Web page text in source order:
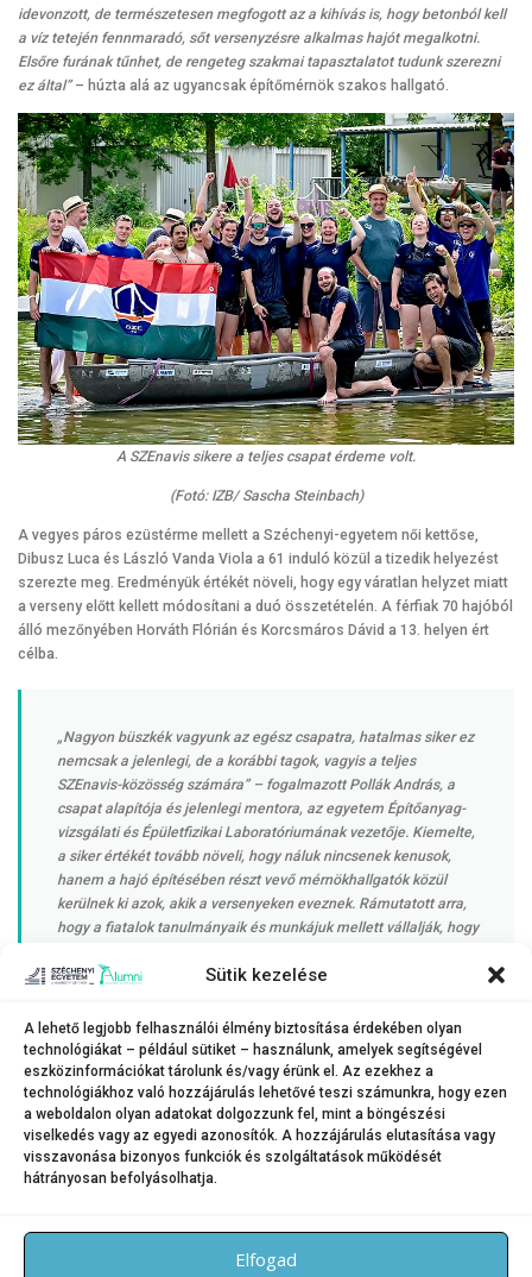
Sütik kezelése
A lehető legjobb felhasználói élmény biztosítása érdekében olyan
technológiákat – például sütiket – használunk, amelyek segítségével
eszközinformációkat tárolunk és/vagy érünk el. Az ezekhez a
technológiákhoz való hozzájárulás lehetővé teszi számunkra, hogy ezen
a weboldalon olyan adatokat dolgozzunk fel, mint a böngészési
viselkedés vagy az egyedi azonosítók. A hozzájárulás elutasítása vagy
visszavonása bizonyos funkciók és szolgáltatások működését
hátrányosan befolyásolhatja.
Elfogad
idevonzott, de természetesen megfogott az a kihívás is, hogy betonból kell
a víz tetején fennmaradó, sőt versenyzésre alkalmas hajót megalkotni.
Elsőre furának tűnhet, de rengeteg szakmai tapasztalatot tudunk szerezni
ez által”– húzta alá az ugyancsak építőmérnök szakos hallgató.
A SZEnavis sikere a teljes csapat érdeme volt.
(Fotó: IZB/ Sascha Steinbach)
A vegyes páros ezüstérme mellett a Széchenyi-egyetem női kettőse,
Dibusz Luca és László Vanda Viola a 61 induló közül a tizedik helyezést
szerezte meg. Eredményük értékét növeli, hogy egy váratlan helyzet miatt
a verseny előtt kellett módosítani a duó összetételén. A férfiak 70 hajóból
álló mezőnyében Horváth Flórián és Korcsmáros Dávid a 13. helyen ért
célba.
„Nagyon büszkék vagyunk az egész csapatra, hatalmas siker ez
nemcsak a jelenlegi, de a korábbi tagok, vagyis a teljes
SZEnavis-közösség számára” – fogalmazott Pollák András, a
csapat alapítója és jelenlegi mentora, az egyetem Építőanyag-
vizsgálati és Épületfizikai Laboratóriumának vezetője. Kiemelte,
a siker értékét tovább növeli, hogy náluk nincsenek kenusok,
hanem a hajó építésében részt vevő mérnökhallgatók közül
kerülnek ki azok, akik a versenyeken eveznek. Rámutatott arra,
hogy a fiatalok tanulmányaik és munkájuk mellett vállalják, hogy
és készülnek a megmérettetésekre. Megjegyezte:
mérnöki hivatásukat. Tevékenységüket legutóbb a Győri
Gyerekegyetem résztvevőinek mutatták be, legközelebb pedig
július 8–12. között találkozhatunk velük az EFOTT Fesztiválon.”
KATEGÓRIA:HÍREK,SPORTHÍREK